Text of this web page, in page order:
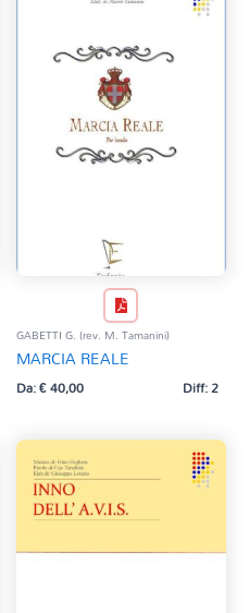
GABETTI G. (rev. M. Tamanini)
MARCIA REALE
Da:€40,00 Diff: 2